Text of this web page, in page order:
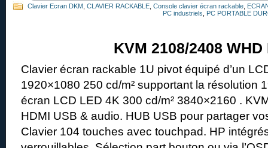
Clavier Ecran DKM CLAVIER RACKABLE Console clavier écran rackable
PC industriels
PC PORTABLE
KVM 2108/2408 WHD
Clavier écran rackable 1U pivot équipé d’un
1920×1080 250 cd/m² supportant la résolution
écran LCD LED 4K 300 cd/m² 3840×2160 .
HDMI USB & audio. HUB USB pour partager
Clavier 104 touches avec touchpad. HP